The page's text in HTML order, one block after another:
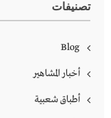
تصنيفات
Blog
أخبار المشاهير
أطباق شعبية